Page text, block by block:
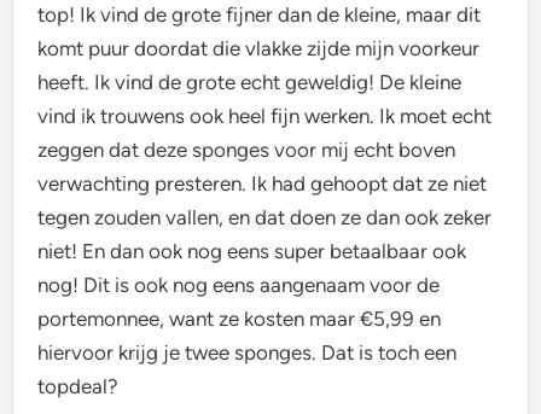
top! Ik vind de grote fijner dan de kleine, maar dit
komt puur doordat die vlakke zijde mijn voorkeur
heeft. Ik vind de grote echt geweldig! De kleine
vind ik trouwens ook heel fijn werken. Ik moet echt
zeggen dat deze sponges voor mij echt boven
verwachting presteren. Ik had gehoopt dat ze niet
tegen zouden vallen, en dat doen ze dan ook zeker
niet! En dan ook nog eens super betaalbaar ook
nog! Dit is ook nog eens aangenaam voor de
portemonnee, want ze kosten maar €5,99 en
hiervoor krijg je twee sponges. Dat is toch een
topdeal?